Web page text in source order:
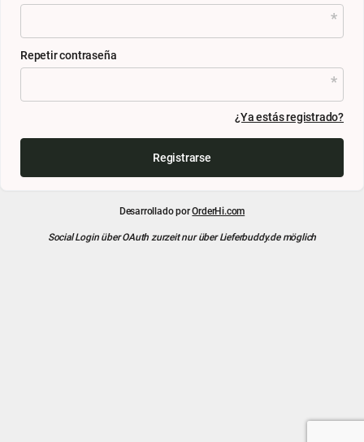
Repetir contraseña
¿Ya estás registrado?
Registrarse
Desarrollado porOrderHi.com
Social Login über OAuth zurzeit nur über Lieferbuddy.de möglich